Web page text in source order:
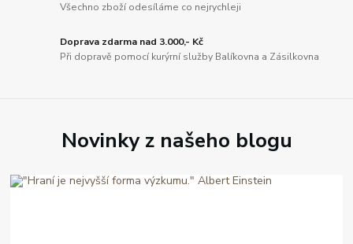
Všechno zboží odesíláme co nejrychleji
Doprava zdarma nad 3.000,- Kč
Při dopravě pomocí kurýrní služby Balíkovna a Zásilkovna
Novinky z našeho blogu